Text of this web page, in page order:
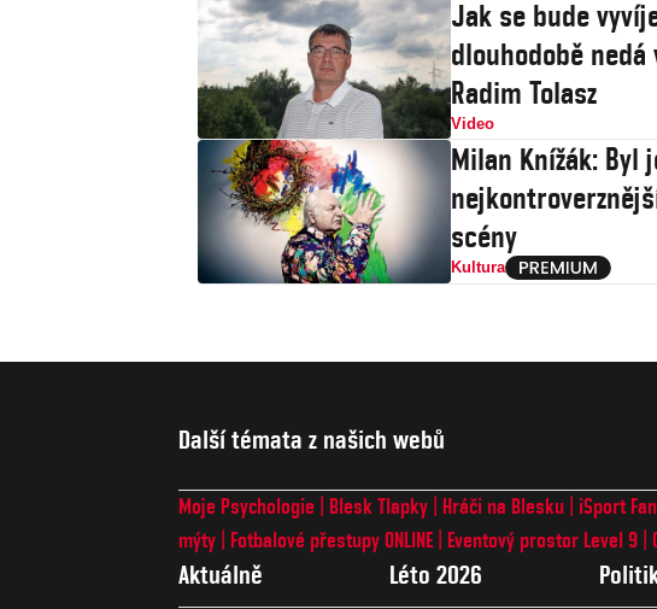
Jak se bude
dlouhodobě
Radim Tolasz
Video
Milan Knížák: Byl
scény
Kultura
Další témata z našich webů
Moje Psychologie Blesk Tlapky Hráči na Blesku iSport
mýty
Fotbalové přestupy ONLINE Eventový prostor Level 9
Aktuálně Léto 2026